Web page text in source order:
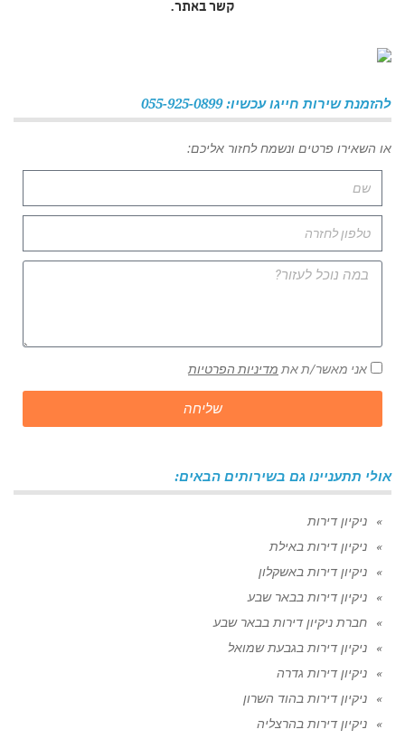
קשר באתר.
להזמנת שירות חייגו עכשיו: 055-925-0899
או השאירו פרטים ונשמח לחזור אליכם:
אני מאשר/ת אתמדיניות הפרטיות
שליחה
אולי תתעניינו גם בשירותים הבאים:
ניקיון דירות
ניקיון דירות באילת
ניקיון דירות באשקלון
ניקיון דירות בבאר שבע
חברת ניקיון דירות בבאר שבע
ניקיון דירות בגבעת שמואל
ניקיון דירות גדרה
ניקיון דירות בהוד השרון
ניקיון דירות בהרצליה